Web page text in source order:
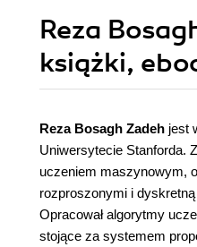
Reza
książki,
Reza Bosagh Zadeh jest
Uniwersytecie Stanforda.
uczeniem maszynowym,
rozproszonymi i
Opracował algorytmy
stojące za systemem